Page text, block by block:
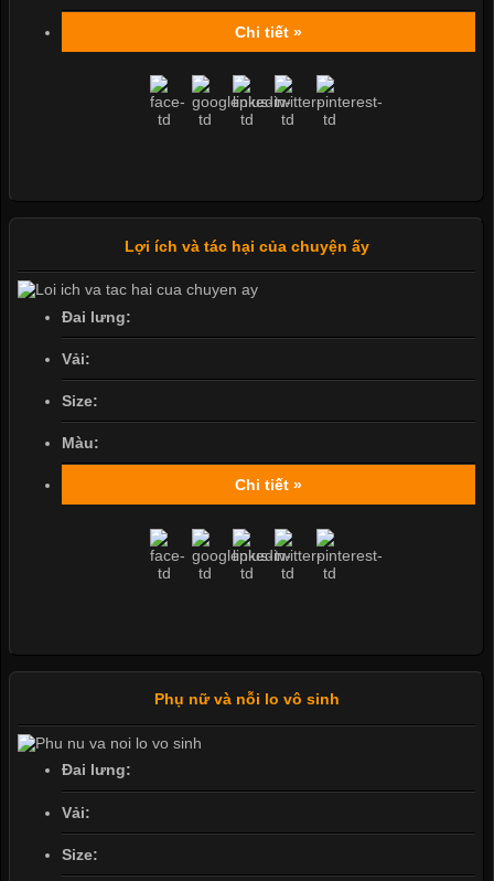
Chi tiết »
Lợi ích và tác hại của chuyện ấy
Đai lưng:
Vải:
Size:
Màu:
Chi tiết »
Phụ nữ và nỗi lo vô sinh
Đai lưng:
Vải:
Size: